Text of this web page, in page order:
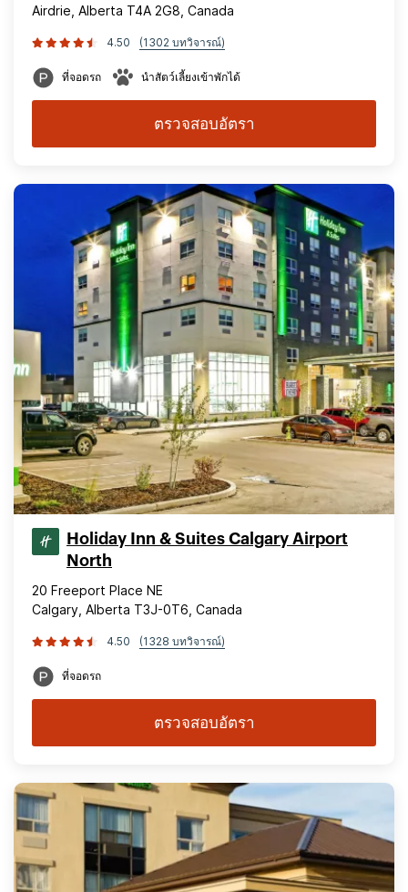
Airdrie, Alberta T4A 2G8, Canada
4.50 (1302 บทวิจารณ์)
ที่จอดรถ นำสัตว์เลี้ยงเข้าพักได้
ตรวจสอบอัตรา
Holiday Inn & Suites Calgary Airport
North
20 Freeport Place NE
Calgary, Alberta T3J-0T6, Canada
4.50 (1328 บทวิจารณ์)
ที่จอดรถ
ตรวจสอบอัตรา